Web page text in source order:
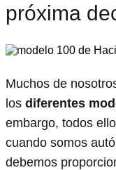
próxima
Muchos de
los diferentes
embargo, todos
cuando somos
debemos